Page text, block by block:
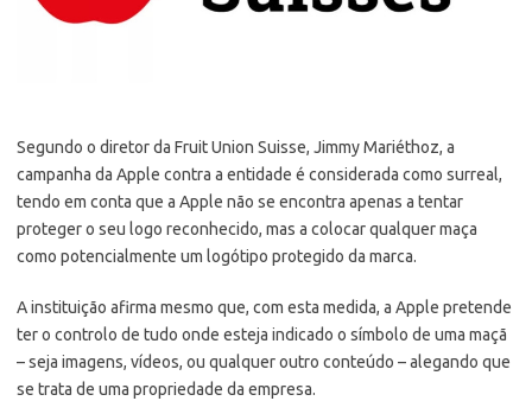
Segundo o diretor da Fruit Union Suisse, Jimmy Mariéthoz, a
campanha da Apple contra a entidade é considerada como surreal,
tendo em conta que a Apple não se encontra apenas a tentar
proteger o seu logo reconhecido, mas a colocar qualquer maça
como potencialmente um logótipo protegido da marca.
A instituição afirma mesmo que, com esta medida, a Apple pretende
ter o controlo de tudo onde esteja indicado o símbolo de uma maçã
– seja imagens, vídeos, ou qualquer outro conteúdo – alegando que
se trata de uma propriedade da empresa.